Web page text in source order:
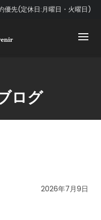
優先(定休日:月曜日・火曜日)
ログ
2026年7月9日